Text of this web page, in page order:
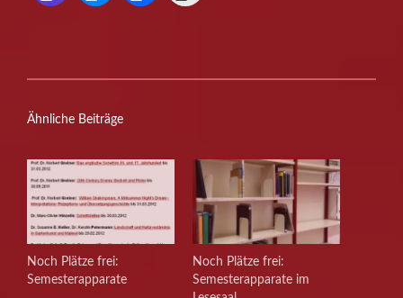
Ähnliche Beiträge
Noch Plätze frei:
Semesterapparate
Noch Plätze frei:
Semesterapparate im